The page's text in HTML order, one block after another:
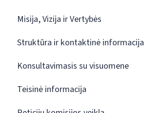
Misija, Vizija ir Vertybės
Struktūra ir kontaktinė informacija
Konsultavimasis su visuomene
Teisinė informacija